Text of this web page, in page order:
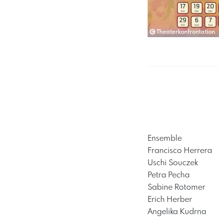
Theaterkonfrontation
Ensemble
Francisco Herrera
Uschi Souczek
Petra Pecha
Sabine Rotomer
Erich Herber
Angelika Kudrna